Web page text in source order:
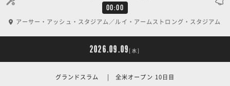
00:00
アーサー・アッシュ・スタジアム／ルイ・アームストロング・スタジアム
2026.09.09 [水]
グランドスラム | 全米オープン 10日目